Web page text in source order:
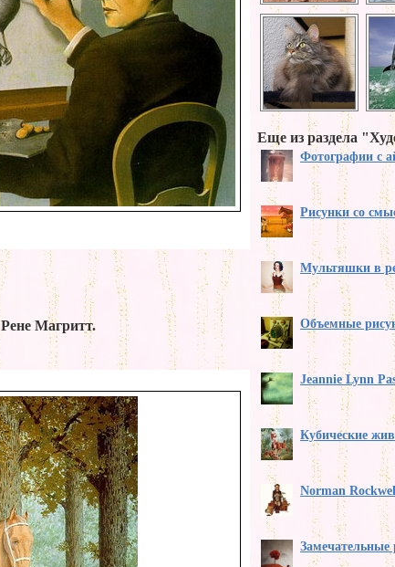
Рене Магритт.
Еще из раздела
Фотографии с
Рисунки со
Мультяшки в
Объемные
Jeannie Lynn
Кубические
Norman
Замечательные